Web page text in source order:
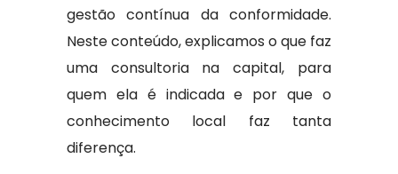
gestão contínua da conformidade.
Neste conteúdo, explicamos o que faz
uma consultoria na capital, para
quem ela é indicada e por que o
conhecimento local faz tanta
diferença.